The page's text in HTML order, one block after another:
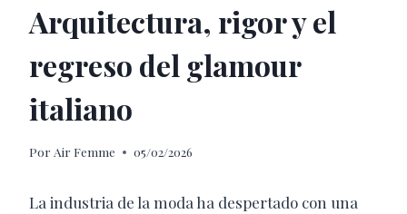
Arquitectura, rigor y el
regreso del glamour
italiano
Por Air Femme 05/02/2026
La industria de la moda ha despertado con una